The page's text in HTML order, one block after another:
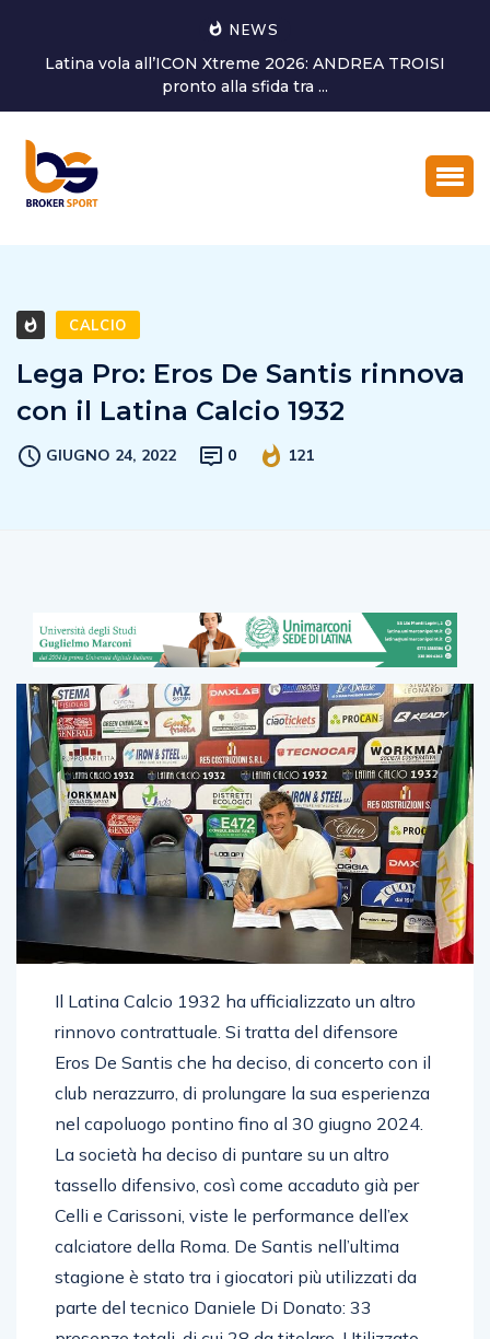
NEWS
Alessandro Bagni torna a dedicarsi alla crescita del
settore giovanile...
CALCIO
Lega Pro: Eros De Santis rinnova
con il Latina Calcio 1932
GIUGNO 24, 2022 0 121
Il Latina Calcio 1932 ha ufficializzato un altro
rinnovo contrattuale. Si tratta del difensore
Eros De Santis che ha deciso, di concerto con il
club nerazzurro, di prolungare la sua esperienza
nel capoluogo pontino fino al 30 giugno 2024.
La società ha deciso di puntare su un altro
tassello difensivo, così come accaduto già per
Celli e Carissoni, viste le performance dell’ex
calciatore della Roma. De Santis nell’ultima
stagione è stato tra i giocatori più utilizzati da
parte del tecnico Daniele Di Donato: 33